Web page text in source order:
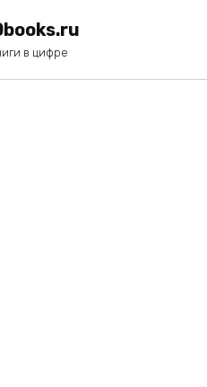
в цифре